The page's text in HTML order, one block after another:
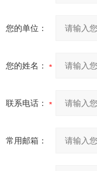
您的单位：
您的姓名：
联系电话：
常用邮箱：